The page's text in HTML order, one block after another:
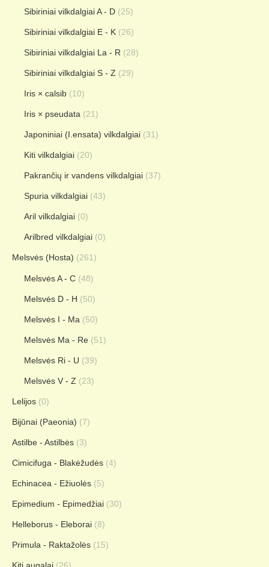
Sibiriniai vilkdalgiai A - D (25)
Sibiriniai vilkdalgiai E - K (26)
Sibiriniai vilkdalgiai La - R (28)
Sibiriniai vilkdalgiai S - Z (29)
Iris × calsib (10)
Iris × pseudata (21)
Japoniniai (I.ensata) vilkdalgiai (31)
Kiti vilkdalgiai (20)
Pakrančių ir vandens vilkdalgiai (37)
Spuria vilkdalgiai (43)
Aril vilkdalgiai (0)
Arilbred vilkdalgiai (0)
Melsvės (Hosta) (261)
Melsvės A - C (48)
Melsvės D - H (50)
Melsvės I - Ma (50)
Melsvės Ma - Re (51)
Melsvės Ri - U (39)
Melsvės V - Z (23)
Lelijos (0)
Bijūnai (Paeonia) (7)
Astilbe - Astilbės (3)
Cimicifuga - Blakėžudės (4)
Echinacea - Ežiuolės (5)
Epimedium - Epimedžiai (30)
Helleborus - Eleborai (8)
Primula - Raktažolės (15)